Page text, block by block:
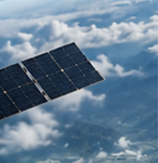
cómo la inteligencia geoespacial se ha
convertido en una herramienta estratégica para
la industria minera. El encuentro, programa